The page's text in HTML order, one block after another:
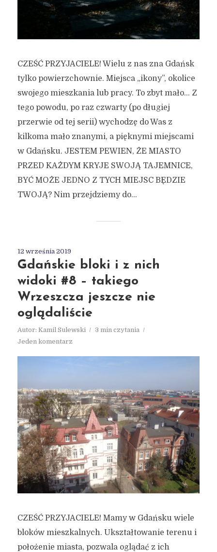
CZEŚĆ PRZYJACIELE! Wielu z nas zna Gdańsk
tylko powierzchownie. Miejsca „ikony”, okolice
swojego mieszkania lub pracy. To zbyt mało… Z
tego powodu, po raz czwarty (po długiej
przerwie od tej serii) wychodzę do Was z
kilkoma mało znanymi, a pięknymi miejscami
w Gdańsku. JESTEM PEWIEN, ŻE MIASTO
PRZED KAŻDYM KRYJE SWOJĄ TAJEMNICE,
BYĆ MOŻE JEDNO Z TYCH MIEJSC BĘDZIE
TWOJĄ? Nim przejdziemy do...
12 września 2019
Gdańskie bloki i z nich
widoki #8 – takiego
Wrzeszcza jeszcze nie
oglądaliście
Autor: Kamil Sulewski
3 min czytania
Jeden komentarz
CZEŚĆ PRZYJACIELE! Mamy w Gdańsku wiele
bloków mieszkalnych. Ukształtowanie terenu i
położenie miasta, pozwala oglądać z ich